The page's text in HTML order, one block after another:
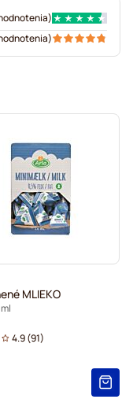
)
)
MLIEKO
4.9(91)